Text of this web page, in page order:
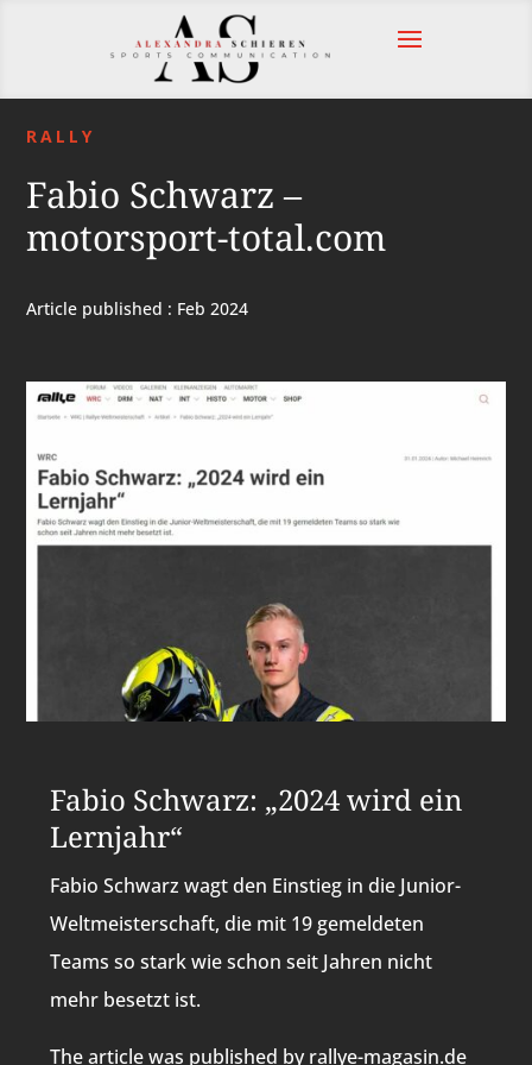
RALLY
Fabio Schwarz –
motorsport-total.com
Article published : Feb 2024
Fabio Schwarz: „2024 wird ein
Lernjahr“
Fabio Schwarz wagt den Einstieg in die Junior-
Weltmeisterschaft, die mit 19 gemeldeten
Teams so stark wie schon seit Jahren nicht
mehr besetzt ist.
The article was published by rallye-magasin.de